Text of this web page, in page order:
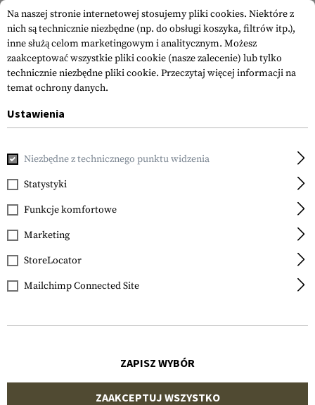
EoTech
552.A65
Na naszej stronie internetowej stosujemy pliki cookies. Niektóre z
nich są technicznie niezbędne (np. do obsługi koszyka, filtrów itp.),
inne służą celom marketingowym i analitycznym. Możesz
zaakceptować wszystkie pliki cookie (nasze zalecenie) lub tylko
technicznie niezbędne pliki cookie. Przeczytaj więcej informacji na
temat ochrony danych.
Ustawienia
Niezbędne z technicznego punktu widzenia
Statystyki
Funkcje komfortowe
Marketing
StoreLocator
Mailchimp Connected Site
ZAPISZ WYBÓR
ZAAKCEPTUJ WSZYSTKO